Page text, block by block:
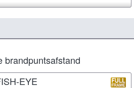
brandpuntsafstand
EYE